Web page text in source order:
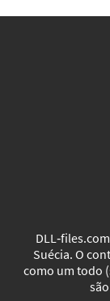
Suécia. O
como um todo